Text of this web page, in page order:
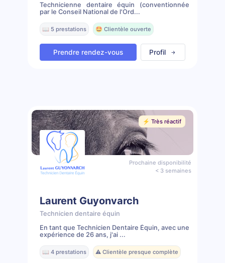
Technicienne dentaire équin (conventionnée
par le Conseil National de l'Ord...
📖 5 prestations 🤩 Clientèle ouverte
Prendre rendez-vous Profil
⚡️ Très réactif
Prochaine disponibilité
< 3 semaines
Laurent Guyonvarch
Technicien dentaire équin
En tant que Technicien Dentaire Équin, avec une
expérience de 26 ans, j'ai ...
📖 4 prestations ⚠️ Clientèle presque complète